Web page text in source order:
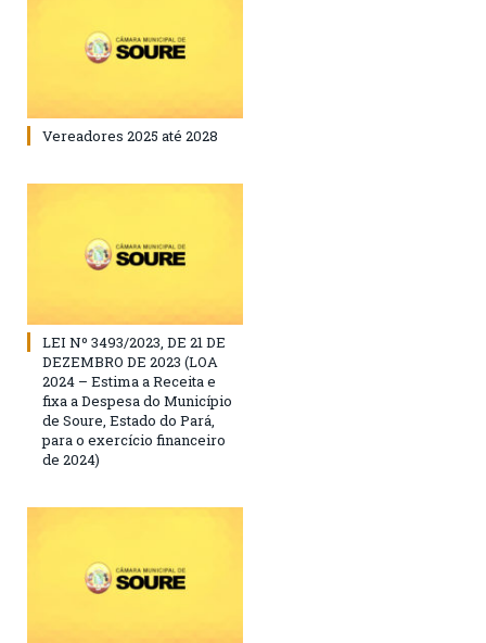
Vereadores 2025 até 2028
LEI Nº 3493/2023, DE 21 DE
DEZEMBRO DE 2023 (LOA
2024 – Estima a Receita e
fixa a Despesa do Município
de Soure, Estado do Pará,
para o exercício financeiro
de 2024)